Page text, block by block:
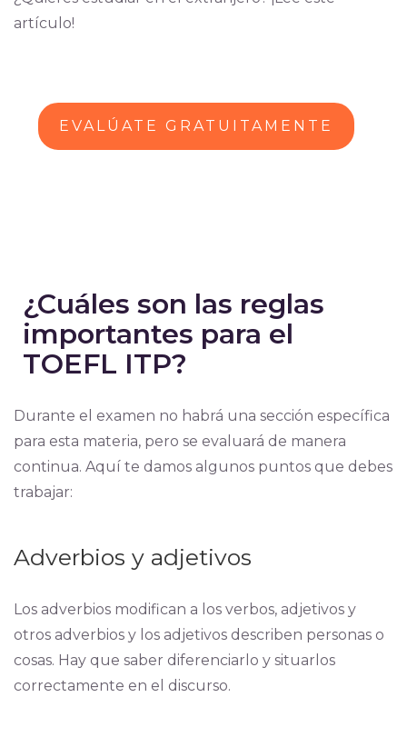
artículo!
EVALÚATE GRATUITAMENTE
¿Cuáles son las reglas
importantes para el
TOEFL ITP?
Durante el examen no habrá una sección específica
para esta materia, pero se evaluará de manera
continua. Aquí te damos algunos puntos que debes
trabajar:
Adverbios y adjetivos
Los adverbios modifican a los verbos, adjetivos y
otros adverbios y los adjetivos describen personas o
cosas. Hay que saber diferenciarlo y situarlos
correctamente en el discurso.